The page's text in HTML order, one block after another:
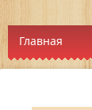
Главная